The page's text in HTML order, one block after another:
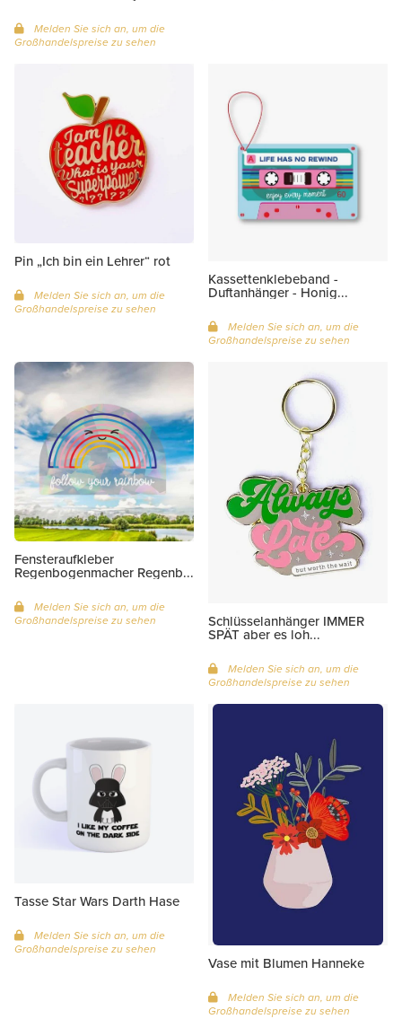
Melden Sie sich an, um die
Großhandelspreise zu sehen
Pin „Ich bin ein Lehrer“ rot
Melden Sie sich an, um die
Großhandelspreise zu sehen
Kassettenklebeband -
Duftanhänger - Honig...
Melden Sie sich an, um die
Großhandelspreise zu sehen
Fensteraufkleber
Regenbogenmacher Regenb...
Melden Sie sich an, um die
Großhandelspreise zu sehen
Schlüsselanhänger IMMER
SPÄT aber es loh...
Melden Sie sich an, um die
Großhandelspreise zu sehen
Tasse Star Wars Darth Hase
Melden Sie sich an, um die
Großhandelspreise zu sehen
Vase mit Blumen Hanneke
Melden Sie sich an, um die
Großhandelspreise zu sehen